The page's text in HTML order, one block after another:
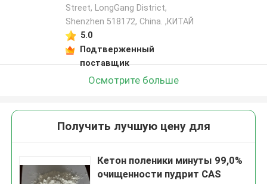
Street, LongGang District,
Shenzhen 518172, China. ,КИТАЙ
5.0
Подтверженный
поставщик
Осмотрите больше
Получить лучшую цену для
Кетон поленики минуты 99,0%
очищенности пудрит CAS